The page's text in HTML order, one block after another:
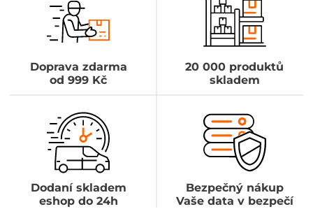
Doprava zdarma
od 999 Kč
20 000 produktů
skladem
Dodaní skladem
eshop do 24h
Bezpečný nákup
Vaše data v bezpečí